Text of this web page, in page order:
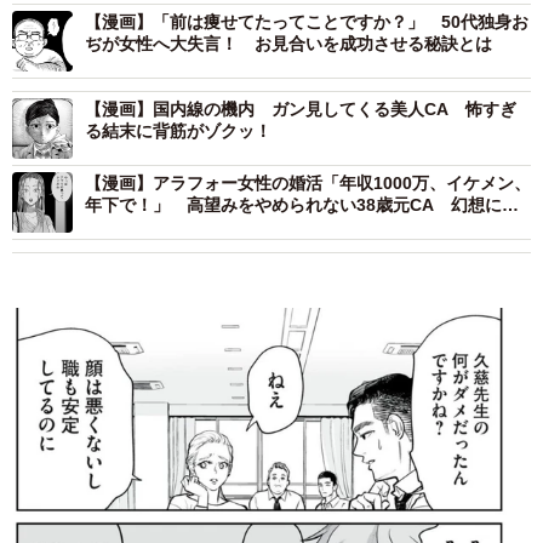
【漫画】「前は痩せてたってことですか？」 50代独身お
ぢが女性へ大失言！ お見合いを成功させる秘訣とは
【漫画】国内線の機内 ガン見してくる美人CA 怖すぎ
る結末に背筋がゾクッ！
【漫画】アラフォー女性の婚活「年収1000万、イケメン、
年下で！」 高望みをやめられない38歳元CA 幻想に弄